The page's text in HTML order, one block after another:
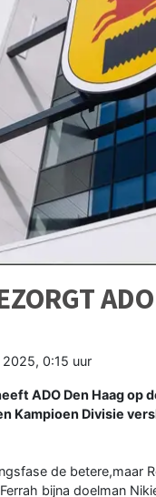
0:15 uur
ADO Den Haag
Kampioen Divisie
de betere,maar
bijna doelman